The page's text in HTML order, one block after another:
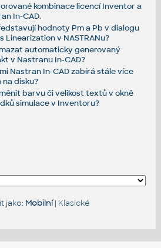
kombinace licencí Inventor a
In-CAD.
hodnoty Pm a Pb v dialogu
Linearization v NASTRANu?
automaticky generovaný
v Nastranu In-CAD?
Nastran In-CAD zabírá stále více
na disku?
barvu či velikost textů v okně
simulace v Inventoru?
jako: Mobilní| Klasické